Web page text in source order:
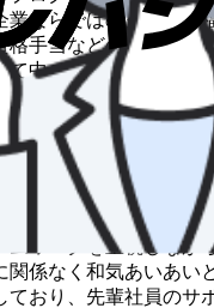
業ならではの充実した
格手当などの各種手当
て中のドライバーも多
重視した働き方が実現
長く働き続けられ、事
ンジも可能。家庭の事
ため、ライフステージ
万円～45万円+賞与年
験でも安心してキャリ
ムワークを重視しなが
関係なく和気あいあい
ており、先輩社員のサ